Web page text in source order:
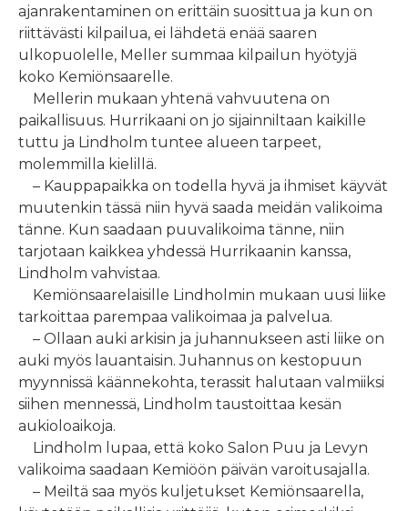
ajanrakentaminen on erittäin suosittua ja kun on
riittävästi kilpailua, ei lähdetä enää saaren
ulkopuolelle, Meller summaa kilpailun hyötyjä
koko Kemiönsaarelle.
Mellerin mukaan yhtenä vahvuutena on
paikallisuus. Hurrikaani on jo sijainniltaan kaikille
tuttu ja Lindholm tuntee alueen tarpeet,
molemmilla kielillä.
– Kauppapaikka on todella hyvä ja ihmiset käyvät
muutenkin tässä niin hyvä saada meidän valikoima
tänne. Kun saadaan puuvalikoima tänne, niin
tarjotaan kaikkea yhdessä Hurrikaanin kanssa,
Lindholm vahvistaa.
Kemiönsaarelaisille Lindholmin mukaan uusi liike
tarkoittaa parempaa valikoimaa ja palvelua.
– Ollaan auki arkisin ja juhannukseen asti liike on
auki myös lauantaisin. Juhannus on kestopuun
myynnissä käännekohta, terassit halutaan valmiiksi
siihen mennessä, Lindholm taustoittaa kesän
aukioloaikoja.
Lindholm lupaa, että koko Salon Puu ja Levyn
valikoima saadaan Kemiöön päivän varoitusajalla.
– Meiltä saa myös kuljetukset Kemiönsaarella,